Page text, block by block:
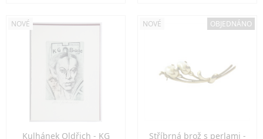
NOVÉ
Kulhánek Oldřich - KG
NOVÉ OBJEDNÁNO
Stříbrná brož s perlami -